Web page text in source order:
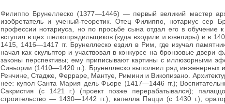
Филиппо Брунеллеско (1377—1446) — первый великий мастер
изобретатель и ученый-теоретик. Отец Филиппо, нотариус сер
профессии нотариуса, но по просьбе сына отдал его в обучение
вступил в цех шелкопрядильщиков (куда входили и ювелиры) и в
1415, 1416—1417 гг. Брунеллеско ездил в Рим, где изучал
начал как скульптор и участвовал в конкурсе на бронзовые двери
законы перспективы; ему приписывают картины с иллюзорными
Синьории (1410—1420 гг.). Брунеллеско выполнил ряд инженерных
Ренчине, Стадже, Ферраре, Мантуе, Римини и Викопизано.
нее: купол Санта Мария дель Фьоре (1417—1446 гг.);
Сакристия (с 1421 г.) (проект позже перерабатывался);
строительство — 1430—1442 гг.); капелла Пацци (с 1430 г.);